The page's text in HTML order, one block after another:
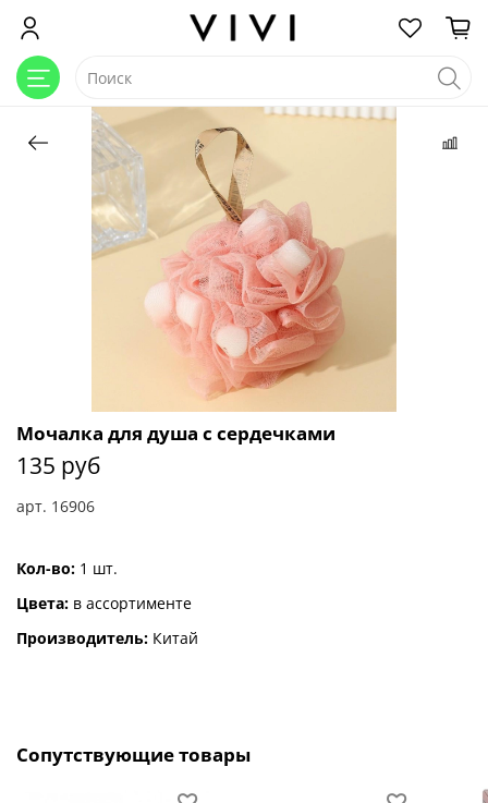
арт. 16906
Мочалка для душа с сердечками
135 руб
Кол-во: 1 шт.
Цвета: в ассортименте
Производитель: Китай
Сопутствующие товары